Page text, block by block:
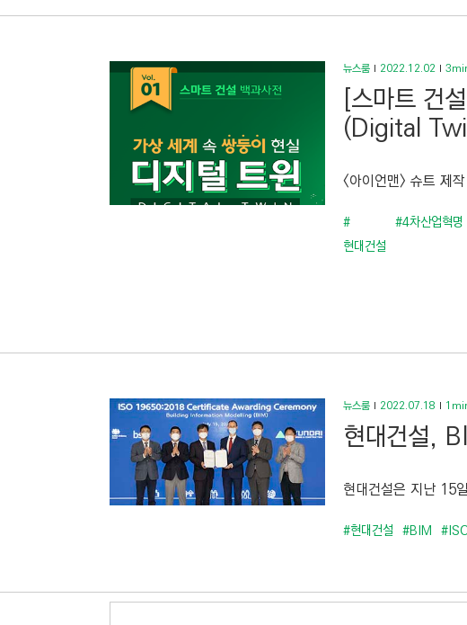
뉴스룸 2022.12.02
[스마트 건
(Digital
<아이언맨> 슈트 제
#
현대건설
#4차산업혁명
뉴스룸 2022.07.18
현대건설,
현대건설은 지난 15
#현대건설 #BIM